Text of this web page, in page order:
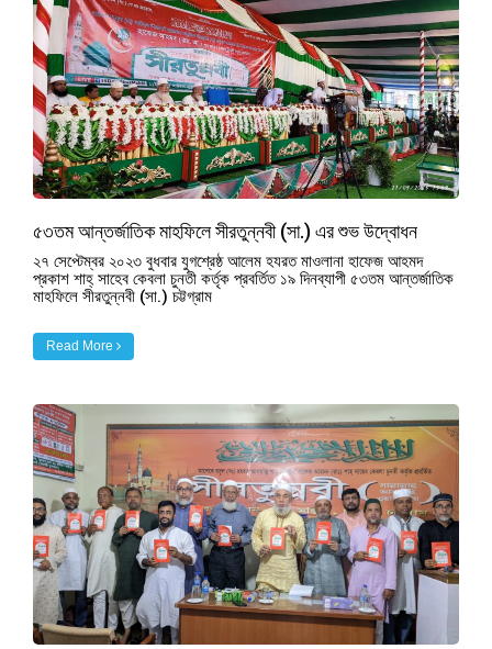
৫৩তম আন্তর্জাতিক মাহফিলে সীরতুন্নবী (সা.) এর শুভ উদ্বোধন
২৭ সেপ্টেম্বর ২০২৩ বুধবার যুগশ্রেষ্ঠ আলেম হযরত মাওলানা হাফেজ আহমদ
প্রকাশ শাহ্ সাহেব কেবলা চুনতী কর্তৃক প্রবর্তিত ১৯ দিনব্যাপী ৫৩তম আন্তর্জাতিক
মাহফিলে সীরতুন্নবী (সা.) চট্টগ্রাম
Read More